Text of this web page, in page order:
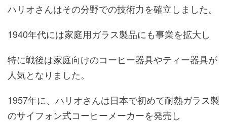
ハリオさんはその分野での技術力を確立しました。
1940年代には家庭用ガラス製品にも事業を拡大し
特に戦後は家庭向けのコーヒー器具やティー器具が
人気となりました。
1957年に、ハリオさんは日本で初めて耐熱ガラス製
のサイフォン式コーヒーメーカーを発売し